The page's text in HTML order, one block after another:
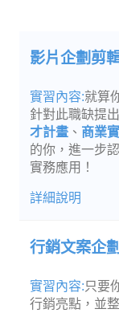
影片企劃剪
就算
針對此職缺提
才計畫、 商業
的你，進一步
實務應用！
行銷文案企劃
只要
行銷亮點，並